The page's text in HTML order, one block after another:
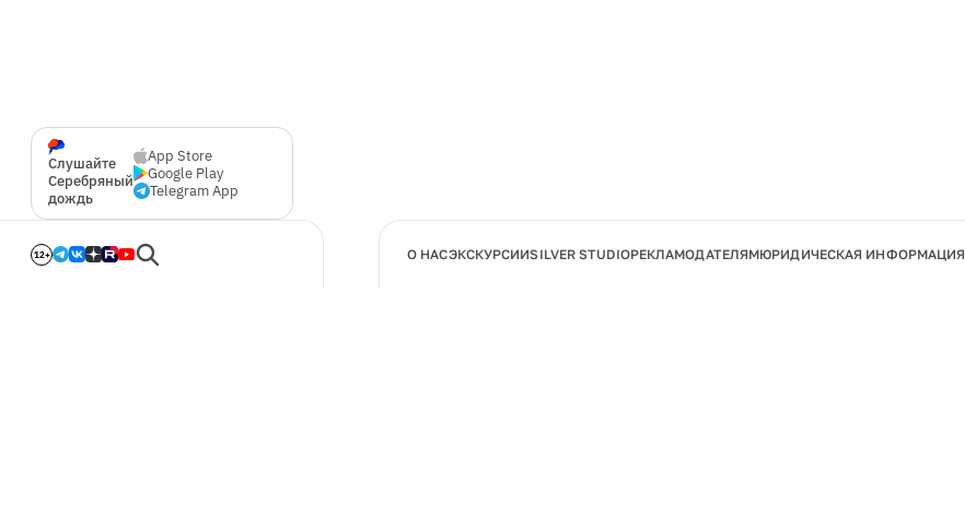
Слушайте
Серебряный
дождь
App Store
Google Play
Telegram App
12+ О НАСЭКСКУРСИИSILVER STUDIOРЕКЛАМОДАТЕЛЯМЮРИДИЧЕСКАЯ ИНФОРМАЦИЯ